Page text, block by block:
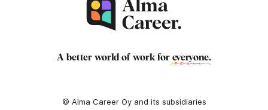
A better world of work for everyone.
© Alma Career Oy and its subsidiaries